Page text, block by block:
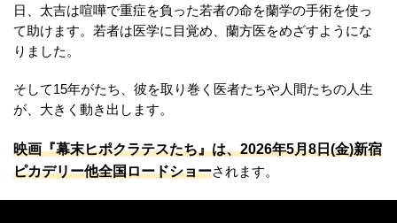
日、太吉は喧嘩で重症を負った若者の命を蘭学の手術を使っ
て助けます。若者は医学に目覚め、蘭方医をめざすようにな
りました。
そして15年がたち、彼を取り巻く医者たちや人間たちの人生
が、大きく動き出します。
映画『幕末ヒポクラテスたち』は、2026年5月8日(金)新宿
ピカデリー他全国ロードショーされます。